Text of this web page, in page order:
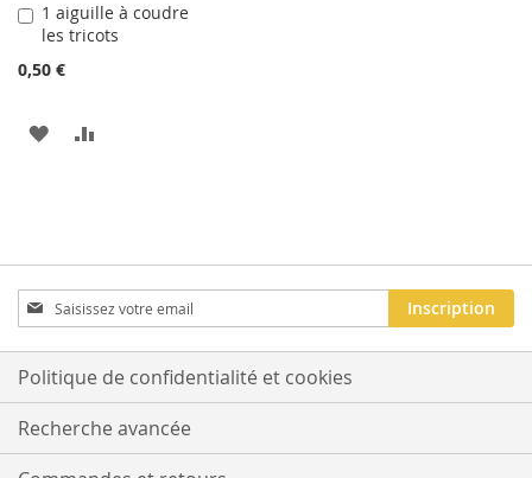
1 aiguille à coudre
les tricots
0,50 €
Ajouter
au
panier
AJOUTER
D'ACHATS
Inscription
à
notre
newsletter
Inscription
Politique de confidentialité et cookies
Recherche avancée